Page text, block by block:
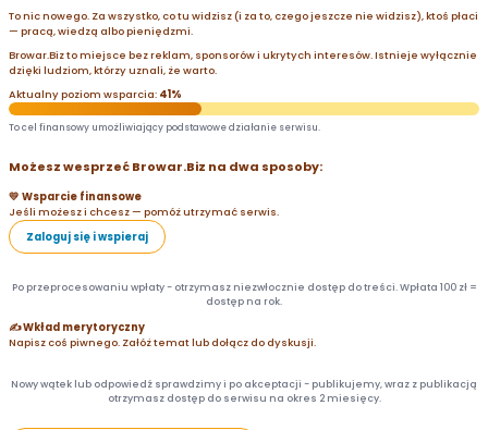
To nic nowego. Za wszystko, co tu widzisz (i za to, czego jeszcze nie widzisz), ktoś płaci
— pracą, wiedzą albo pieniędzmi.
Browar.Biz to miejsce bez reklam, sponsorów i ukrytych interesów. Istnieje wyłącznie
dzięki ludziom, którzy uznali, że warto.
Aktualny poziom wsparcia: 41%
To cel finansowy umożliwiający podstawowe działanie serwisu.
Możesz wesprzeć Browar.Biz na dwa sposoby:
💛 Wsparcie finansowe
Jeśli możesz i chcesz — pomóż utrzymać serwis.
Zaloguj się i wspieraj
Po przeprocesowaniu wpłaty - otrzymasz niezwłocznie dostęp do treści. Wpłata 100 zł =
dostęp na rok.
✍️ Wkład merytoryczny
Napisz coś piwnego. Załóż temat lub dołącz do dyskusji.
Nowy wątek lub odpowiedź sprawdzimy i po akceptacji - publikujemy, wraz z publikacją
otrzymasz dostęp do serwisu na okres 2 miesięcy.